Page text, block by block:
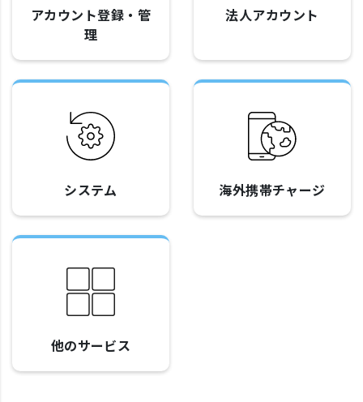
アカウント登録・管
理
法人アカウント
システム 海外携帯チャージ
他のサービス